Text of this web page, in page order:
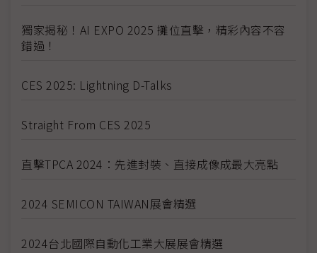
獨家揭秘！AI EXPO 2025 攤位直擊，精彩內容不容
錯過！
CES 2025: Lightning D-Talks
Straight From CES 2025
直擊TPCA 2024：先進封裝、直接成像成最大亮點
2024 SEMICON TAIWAN展會精選
2024台北國際自動化工業大展展會精選